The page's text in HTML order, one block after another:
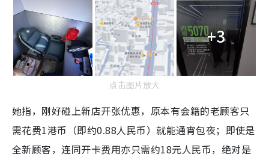
+3
点击图片放大
她指，刚好碰上新店开张优惠，原本有会籍的老顾客只
需花费1港币（即约0.88人民币）就能通宵包夜；即使是
全新顾客，连同开卡费用亦只需约18元人民币，绝对是